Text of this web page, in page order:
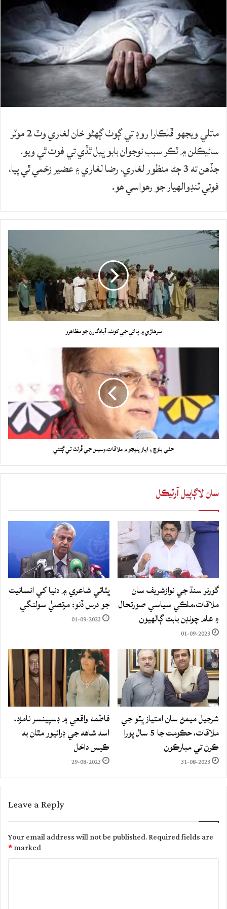
ماتلي ويجھو ڦلڪارا روڊ تي ڳوٺ ڳھڻو خان لغاري وٽ 2 موٽر
سائيڪلن ۾ ٽڪر سبب نوجوان بابو ڀيل ٿڏي تي فوت ٿي ويو.
جڏھن ته 3 ڄڻا منظور لغاري، رضا لغاري ۽ عضير زخمي ٿي پيا،
فوتي ٽنڊوالھيار جو رھواسي ھو.
سرهاڙي ۾ پاڻي جي کوٽ، آبادگارن جو مظاهرو
حئي بلوچ ۽ اياز پليجو ۾ ملاقات،وسيلن جي ڦرلٽ تي ڳڻتي
سان لاڳاپيل آرٽيڪل
گورنر سنڌ جي نوازشريف سان
ملاقات،ملڪي سياسي صورتحال
۽ عام چونڊن بابت ڳالهيون
01-09-2023
ڀٽائي شاعري ۾ دنيا کي انسانيت
جو درس ڏنو: مرتصيٰ سولنگي
01-09-2023
شرجيل ميمڻ سان امتياز ڀٽو جي
ملاقات، حڪومت جا 5 سال پورا
ڪرڻ تي مبارڪون
31-08-2023
فاطمه واقعي ۾ ڊسپينسر نامزد،
اسد شاهه جي ڊرائيور مٿان به
ڪيس داخل
29-08-2023
Leave a Reply
Your email address will not be published.Required fields are
marked
*